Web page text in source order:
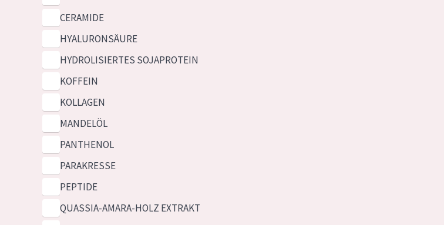
CERAMIDE
HYALURONSÄURE
HYDROLISIERTES SOJAPROTEIN
KOFFEIN
KOLLAGEN
MANDELÖL
PANTHENOL
PARAKRESSE
PEPTIDE
QUASSIA-AMARA-HOLZ EXTRAKT